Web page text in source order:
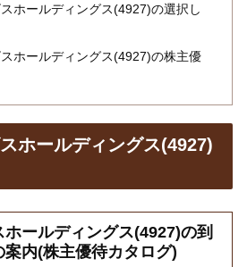
ホールディングス(4927)の選択し
ホールディングス(4927)の株主優
ホールディングス(4927)
ールディングス(4927)の到
内(株主優待カタログ)